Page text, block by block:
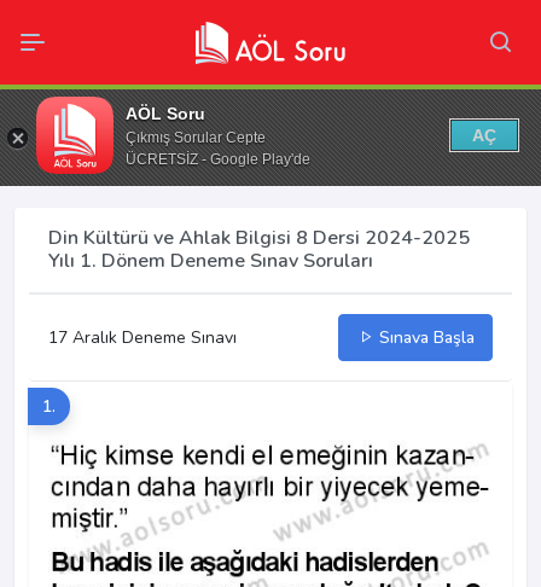
AÖL Soru
Çıkmış Sorular Cepte
ÜCRETSİZ - Google Play'de
AÇ
Din Kültürü ve Ahlak Bilgisi 8 Dersi 2024-2025
Yılı 1. Dönem Deneme Sınav Soruları
17 Aralık Deneme Sınavı Sınava Başla
1.